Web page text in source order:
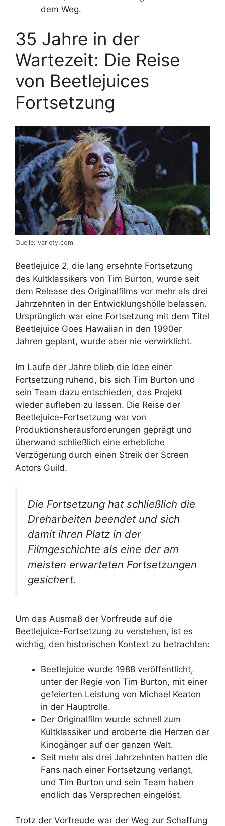
dem Weg.
35 Jahre in der
Wartezeit: Die Reise
von Beetlejuices
Fortsetzung
Quelle: variety.com
Beetlejuice 2, die lang ersehnte Fortsetzung
des Kultklassikers von Tim Burton, wurde seit
dem Release des Originalfilms vor mehr als drei
Jahrzehnten in der Entwicklungshölle belassen.
Ursprünglich war eine Fortsetzung mit dem Titel
Beetlejuice Goes Hawaiian in den 1990er
Jahren geplant, wurde aber nie verwirklicht.
Im Laufe der Jahre blieb die Idee einer
Fortsetzung ruhend, bis sich Tim Burton und
sein Team dazu entschieden, das Projekt
wieder aufleben zu lassen. Die Reise der
Beetlejuice-Fortsetzung war von
Produktionsherausforderungen geprägt und
überwand schließlich eine erhebliche
Verzögerung durch einen Streik der Screen
Actors Guild.
Die Fortsetzung hat schließlich die
Dreharbeiten beendet und sich
damit ihren Platz in der
Filmgeschichte als eine der am
meisten erwarteten Fortsetzungen
gesichert.
Um das Ausmaß der Vorfreude auf die
Beetlejuice-Fortsetzung zu verstehen, ist es
wichtig, den historischen Kontext zu betrachten:
Beetlejuice wurde 1988 veröffentlicht,
unter der Regie von Tim Burton, mit einer
gefeierten Leistung von Michael Keaton
in der Hauptrolle.
Der Originalfilm wurde schnell zum
Kultklassiker und eroberte die Herzen der
Kinogänger auf der ganzen Welt.
Seit mehr als drei Jahrzehnten hatten die
Fans nach einer Fortsetzung verlangt,
und Tim Burton und sein Team haben
endlich das Versprechen eingelöst.
Trotz der Vorfreude war der Weg zur Schaffung